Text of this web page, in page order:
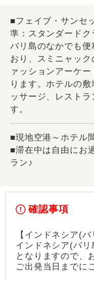
■フェイブ・サンセ
準：スタンダードク
バリ島のなかでも
おり、スミニャッ
ァッションアーケ
ります。ホテルの
ッサージ、レスト
す。
■現地空港～ホテル
■滞在中は自由にお
ラン♪
確認事項
【インドネシア(
インドネシア(バ
となりますので、
ご出発当日までに